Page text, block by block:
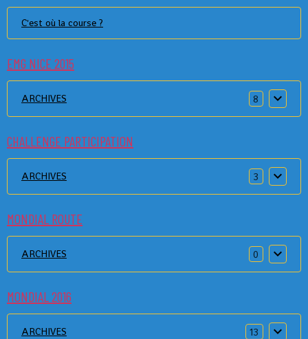
C'est où la course ?
EMG NICE 2015
ARCHIVES 8
CHALLENGE PARTICIPATION
ARCHIVES 3
MONDIAL ROUTE
ARCHIVES 0
MONDIAL 2016
ARCHIVES 13